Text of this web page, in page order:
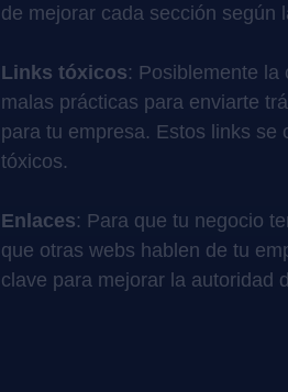
de mejorar cada sección según
Links tóxicos: Posiblemente la
malas prácticas para enviarte
para tu empresa. Estos links se
tóxicos.
Enlaces: Para que tu negocio
que otras webs hablen de tu
clave para mejorar la autoridad